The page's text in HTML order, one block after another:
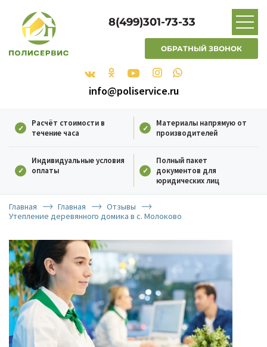
8(499)301-73-33
ОБРАТНЫЙ ЗВОНОК
info@poliservice.ru
Расчёт стоимости в
течение часа
Материалы напрямую от
производителей
Индивидуальные условия
оплаты
Полный пакет
документов для
юридических лиц
Главная Главная
Отзывы
Утепление деревянного домика в с. Молоково